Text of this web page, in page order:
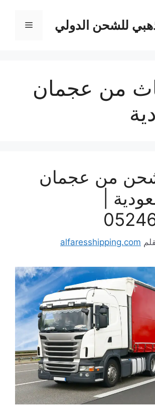
للشحن الدولي القائمة
من عجمان
من عجمان
|
alfaresshipping.com